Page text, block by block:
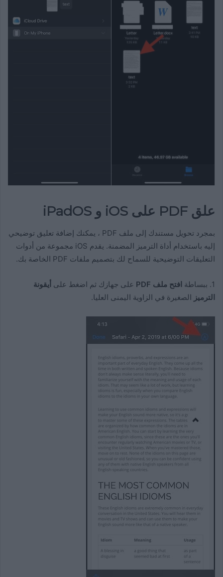
علق PDF على iOS و iPadOS
بمجرد تحويل مستندك إلى ملف PDF ، يمكنك إضافة تعليق توضيحي
إليه باستخدام أداة الترميز المضمنة. يقدم iOS مجموعة من أدوات
التعليقات التوضيحية للسماح لك بتصميم ملفات PDF الخاصة بك.
1. ببساطة افتح ملف PDF على جهازك ثم اضغط على أيقونة
الترميز الصغيرة في الزاوية اليمنى العليا.